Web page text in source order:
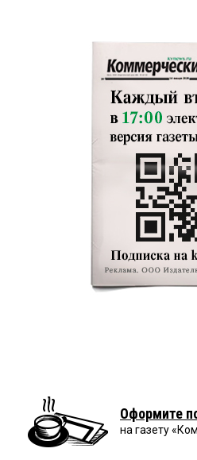
Оформите
на газету